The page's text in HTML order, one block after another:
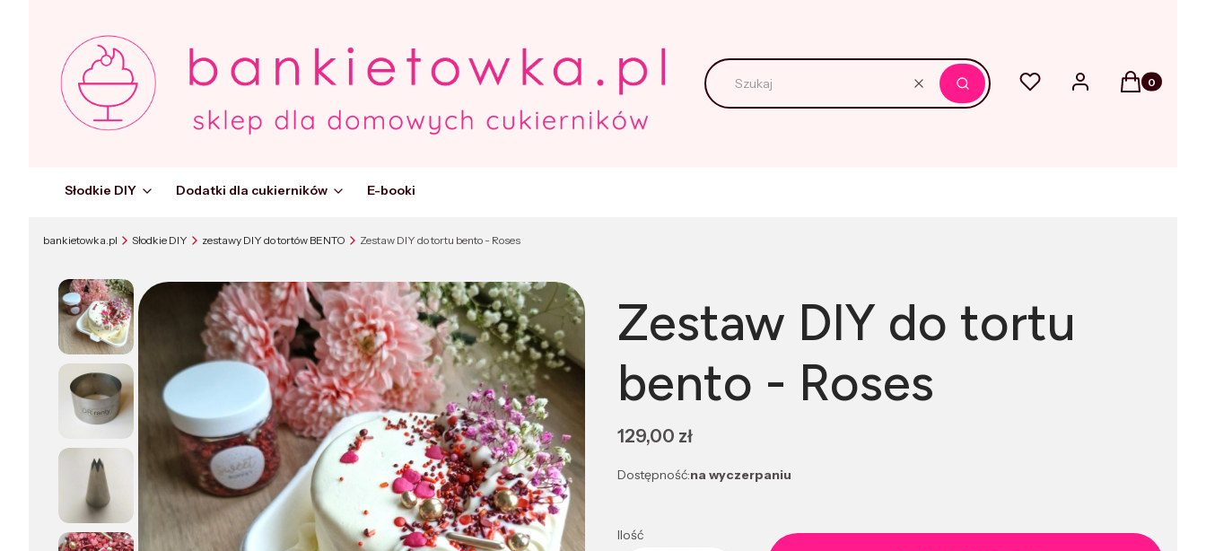
WyczyśćSzukaj
Ulubione Zaloguj sięProdukty w
Koszyk
Słodkie DIY Dodatki dla cukierników E-booki
bankietowka.pl Słodkie DIY zestawy DIY do tortów BENTO Zestaw DIY do tortu bento - Roses
Zestaw DIY do tortu
bento - Roses
Cena
129,00 zł
Dostępność:na wyczerpaniu
Ilość